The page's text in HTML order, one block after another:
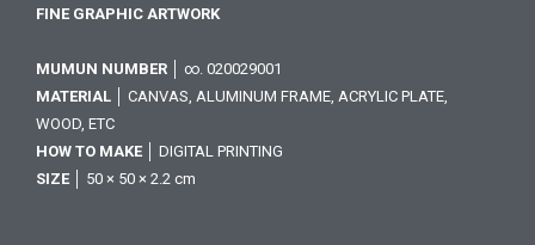
FINE GRAPHIC ARTWORK
MUMUN NUMBER │ ∞. 020029001
MATERIAL │ CANVAS, ALUMINUM FRAME, ACRYLIC PLATE,
WOOD, ETC
HOW TO MAKE │ DIGITAL PRINTING
SIZE │ 50 × 50 × 2.2 cm